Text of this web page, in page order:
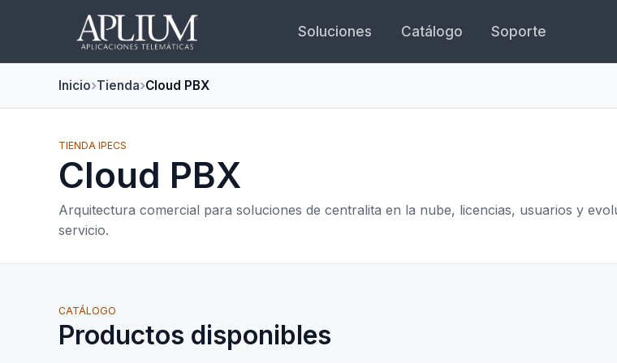
Soluciones Catálogo Soporte
Inicio Tienda Cloud PBX
TIENDA IPECS
Cloud PBX
Arquitectura comercial para soluciones de centralita en la nube, licencias, usuarios y
servicio.
CATÁLOGO
Productos disponibles